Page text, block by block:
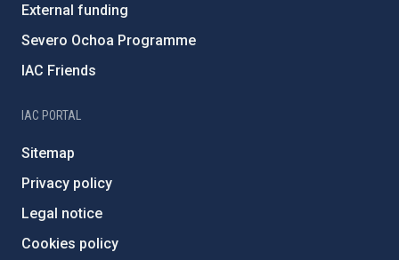
External funding
Severo Ochoa Programme
IAC Friends
IAC PORTAL
Sitemap
Privacy policy
Legal notice
Cookies policy